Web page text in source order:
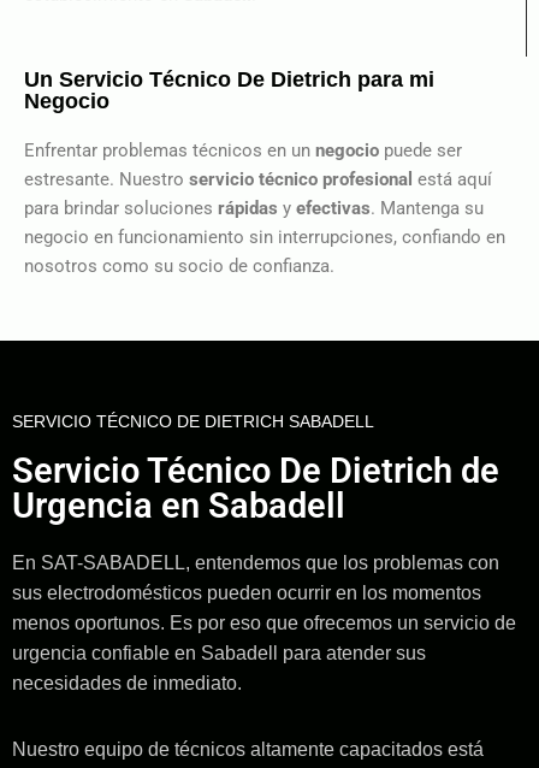
Un Servicio Técnico De Dietrich para mi
Negocio
Enfrentar problemas técnicos en un negocio puede ser
estresante. Nuestro servicio técnico profesional está aquí
para brindar soluciones rápidas y efectivas. Mantenga su
negocio en funcionamiento sin interrupciones, confiando en
nosotros como su socio de confianza.
SERVICIO TÉCNICO DE DIETRICH SABADELL
Servicio Técnico De Dietrich de
Urgencia en Sabadell
En SAT-SABADELL, entendemos que los problemas con
sus electrodomésticos pueden ocurrir en los momentos
menos oportunos. Es por eso que ofrecemos un servicio de
urgencia confiable en Sabadell para atender sus
necesidades de inmediato.
Nuestro equipo de técnicos altamente capacitados está